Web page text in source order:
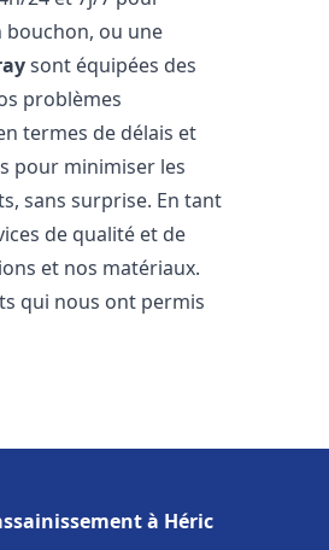
bouchon, ou une
sont équipées des
problèmes
termes de délais et
pour minimiser les
sans surprise. En tant
de qualité et de
et nos matériaux.
qui nous ont permis
à Héric